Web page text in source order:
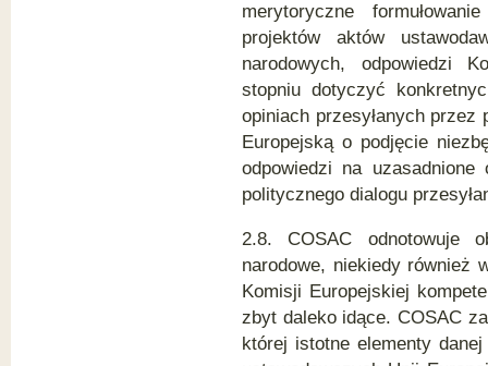
merytoryczne
projektów aktów
narodowych, odpowiedzi
stopniu dotyczyć
opiniach przesyłanych przez
Europejską o podjęcie
odpowiedzi na
politycznego dialogu
2.8. COSAC odnotowuje
narodowe, niekiedy również
Komisji Europejskiej
zbyt daleko idące. COSAC
której istotne elementy